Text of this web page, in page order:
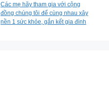
Các mẹ hãy tham gia với cộng
đồng chúng tôi để cùng nhau xây
nền 1 sức khỏe, gắn kết gia đình